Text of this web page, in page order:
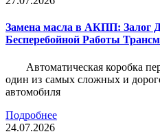
Замена масла в АКПП: Залог
Бесперебойной Работы
Автоматическая коробка
один из самых сложных и
автомобиля
Подробнее
24.07.2026